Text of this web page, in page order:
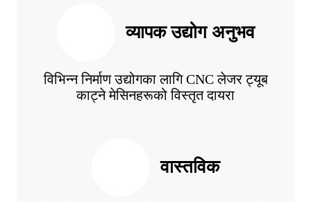
व्यापक उद्योग अनुभव
विभिन्न निर्माण उद्योगका लागि CNC लेजर ट्यूब
काट्ने मेसिनहरूको विस्तृत दायरा
वास्तविक